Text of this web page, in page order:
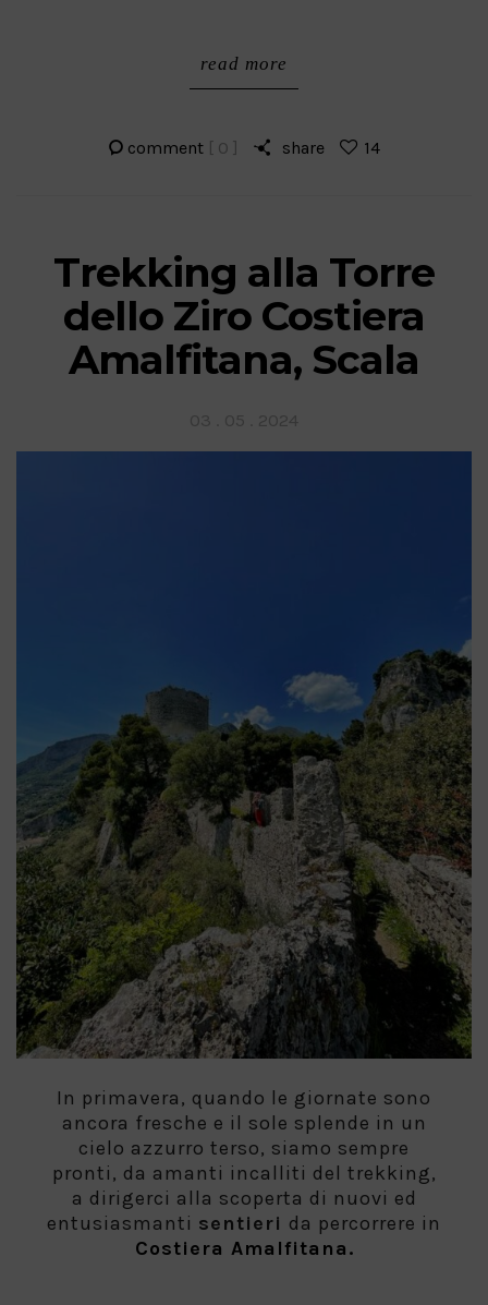
read more
comment [ 0 ] share 14
Trekking alla Torre
dello Ziro Costiera
Amalfitana, Scala
on
In primavera, quando le giornate sono
ancora fresche e il sole splende in un
cielo azzurro terso, siamo sempre
pronti, da amanti incalliti del trekking,
a dirigerci alla scoperta di nuovi ed
entusiasmanti sentieri da percorrere in
Costiera Amalfitana.